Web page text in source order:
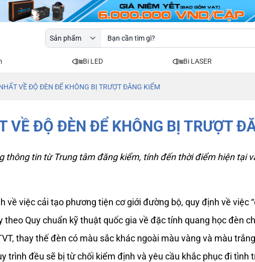
Bi LED Bi LASER
VỀ ĐỘ ĐÈN ĐỂ KHÔNG BỊ TRƯỢT ĐĂNG KIỂM
VỀ ĐỘ ĐÈN ĐỂ KHÔNG BỊ TRƯỢT
thông tin từ Trung tâm đăng kiểm, tính đến thời điểm hiện tại
về việc cải tạo phương tiện cơ giới đường bộ, quy định về việc
theo Quy chuẩn kỹ thuật quốc gia về đặc tính quang học đèn
thay thế đèn có màu sắc khác ngoài màu vàng và màu
trình đều sẽ bị từ chối kiểm định và yêu cầu khắc phục đi tình